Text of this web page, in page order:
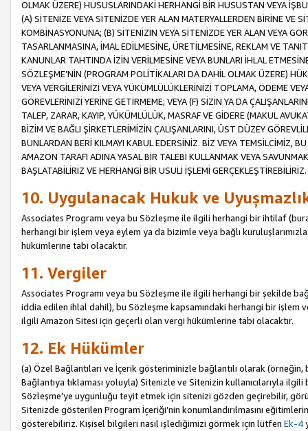
OLMAK ÜZERE) HUSUSLARINDAKİ HERHANGİ BİR HUSUSTAN VEYA
(A) SİTENİZE VEYA SİTENİZDE YER ALAN MATERYALLERDEN BİRİNE VE
KOMBİNASYONUNA; (B) SİTENİZİN VEYA SİTENİZDE YER ALAN VEYA
TASARLANMASINA, İMAL EDİLMESİNE, ÜRETİLMESİNE, REKLAM VE
KANUNLAR TAHTINDA İZİN VERİLMESİNE VEYA BUNLARI İHLAL
SÖZLEŞME’NİN (PROGRAM POLİTİKALARI DA DAHİL OLMAK ÜZERE)
VEYA VERGİLERİNİZİ VEYA YÜKÜMLÜLÜKLERİNİZİ TOPLAMA, ÖDEME
GÖREVLERİNİZİ YERİNE GETİRMEME; VEYA (F) SİZİN YA DA
TALEP, ZARAR, KAYIP, YÜKÜMLÜLÜK, MASRAF VE GİDERE (MAKUL
BİZİM VE BAĞLI ŞİRKETLERİMİZİN ÇALIŞANLARINI, ÜST DÜZEY
BUNLARDAN BERİ KILMAYI KABUL EDERSİNİZ. BİZ VEYA TEMSİLCİMİZ,
AMAZON TARAFI ADINA YASAL BİR TALEBİ KULLANMAK VEYA
BAŞLATABİLİRİZ VE HERHANGİ BİR USULİ İŞLEMİ GERÇEKLEŞTİREBİLİRİZ.
10. Uygulanacak Hukuk ve
Associates Programı veya bu Sözleşme ile ilgili herhangi bir ihtilaf
herhangi bir işlem veya eylem ya da bizimle veya bağlı
hükümlerine tabi olacaktır.
11. Vergiler
Associates Programı veya bu Sözleşme ile ilgili herhangi bir şekilde
iddia edilen ihlal dahil), bu Sözleşme kapsamındaki herhangi bir işlem
ilgili Amazon Sitesi için geçerli olan vergi hükümlerine tabi olacaktır.
12. Ek Hükümler
(a) Özel Bağlantıları ve İçerik gösteriminizle bağlantılı olarak
Bağlantıya tıklaması yoluyla) Sitenizle ve Sitenizin kullanıcılarıyla
Sözleşme’ye uygunluğu teyit etmek için sitenizi gözden geçirebilir,
Sitenizde gösterilen Program İçeriği’nin konumlandırılmasını
gösterebiliriz. Kişisel bilgileri nasıl işlediğimizi görmek için lütfen Ek-4